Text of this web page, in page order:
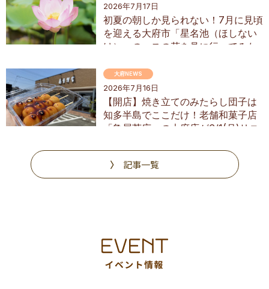
2026年7月17日
初夏の朝しか見られない！7月に見頃
を迎える大府市「星名池（ほしない
け）」のハスの花を見に行ってみた
2026年7月16日
【開店】焼き立てのみたらし団子は
知多半島でここだけ！老舗和菓子店
「亀屋芳広」の大府店が6/1(月)リニ
大府NEWS
記事一覧